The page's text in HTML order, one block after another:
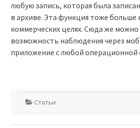
любую запись, которая была
в архиве. Эта функция тоже больше
коммерческих целях. Сюда же
возможность наблюдения через
приложение с любой операционной
Статьи